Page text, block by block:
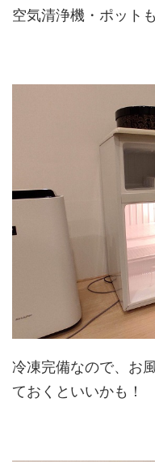
空気清浄機・ポット
冷凍完備なので、お
ておくといいかも！